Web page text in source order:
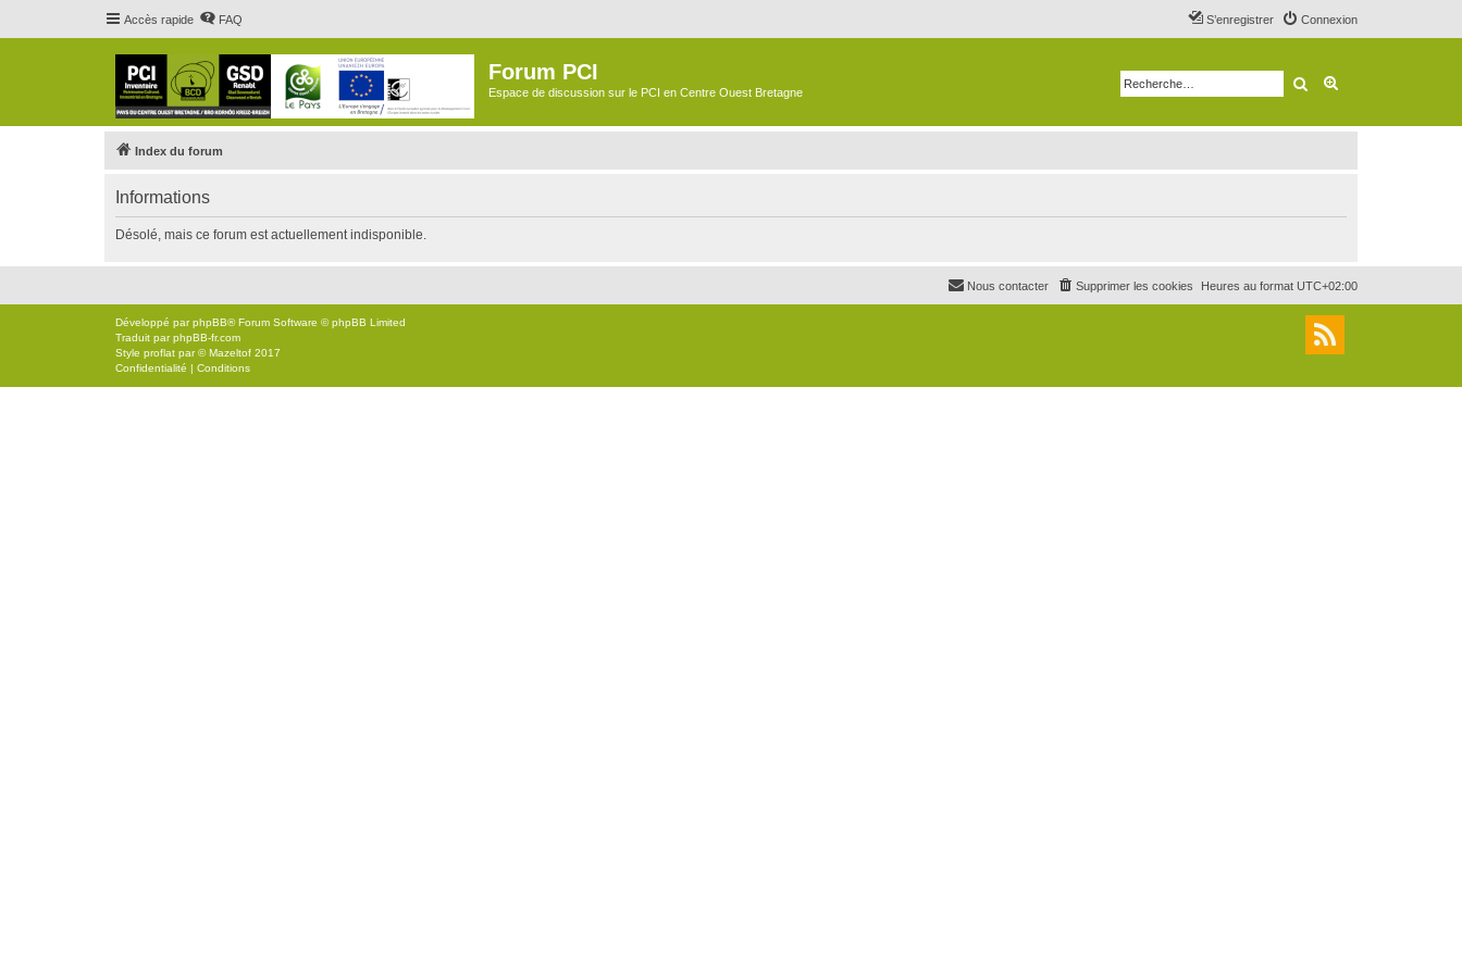
Accès rapide FAQ Connexion
S’enregistrer
Forum PCI
Espace de discussion sur le PCI en Centre Ouest Bretagne Rechercher
Index du forum
Informations
Désolé, mais ce forum est actuellement indisponible.
Heures au format UTC+02:00
Supprimer les cookies
Nous contacter
Développé parphpBB® Forum Software © phpBB Limited
Traduit parphpBB-fr.com
Style proflat par ©Mazeltof 2017
Confidentialité | Conditions